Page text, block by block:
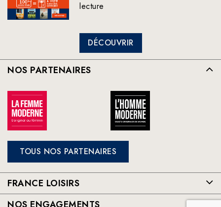
lecture
DÉCOUVRIR
NOS PARTENAIRES
TOUS NOS PARTENAIRES
FRANCE LOISIRS